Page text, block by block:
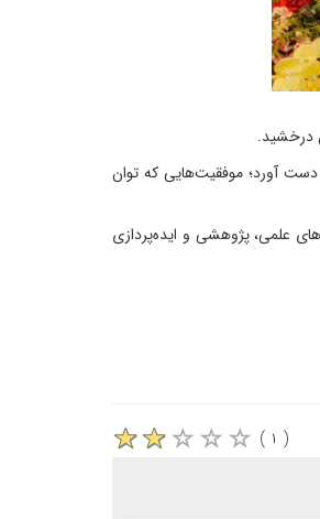
دست آورد؛ موفقیت‌هایی که توان
علمی، پژوهشی و ایده‌پردازی
( ۱ )